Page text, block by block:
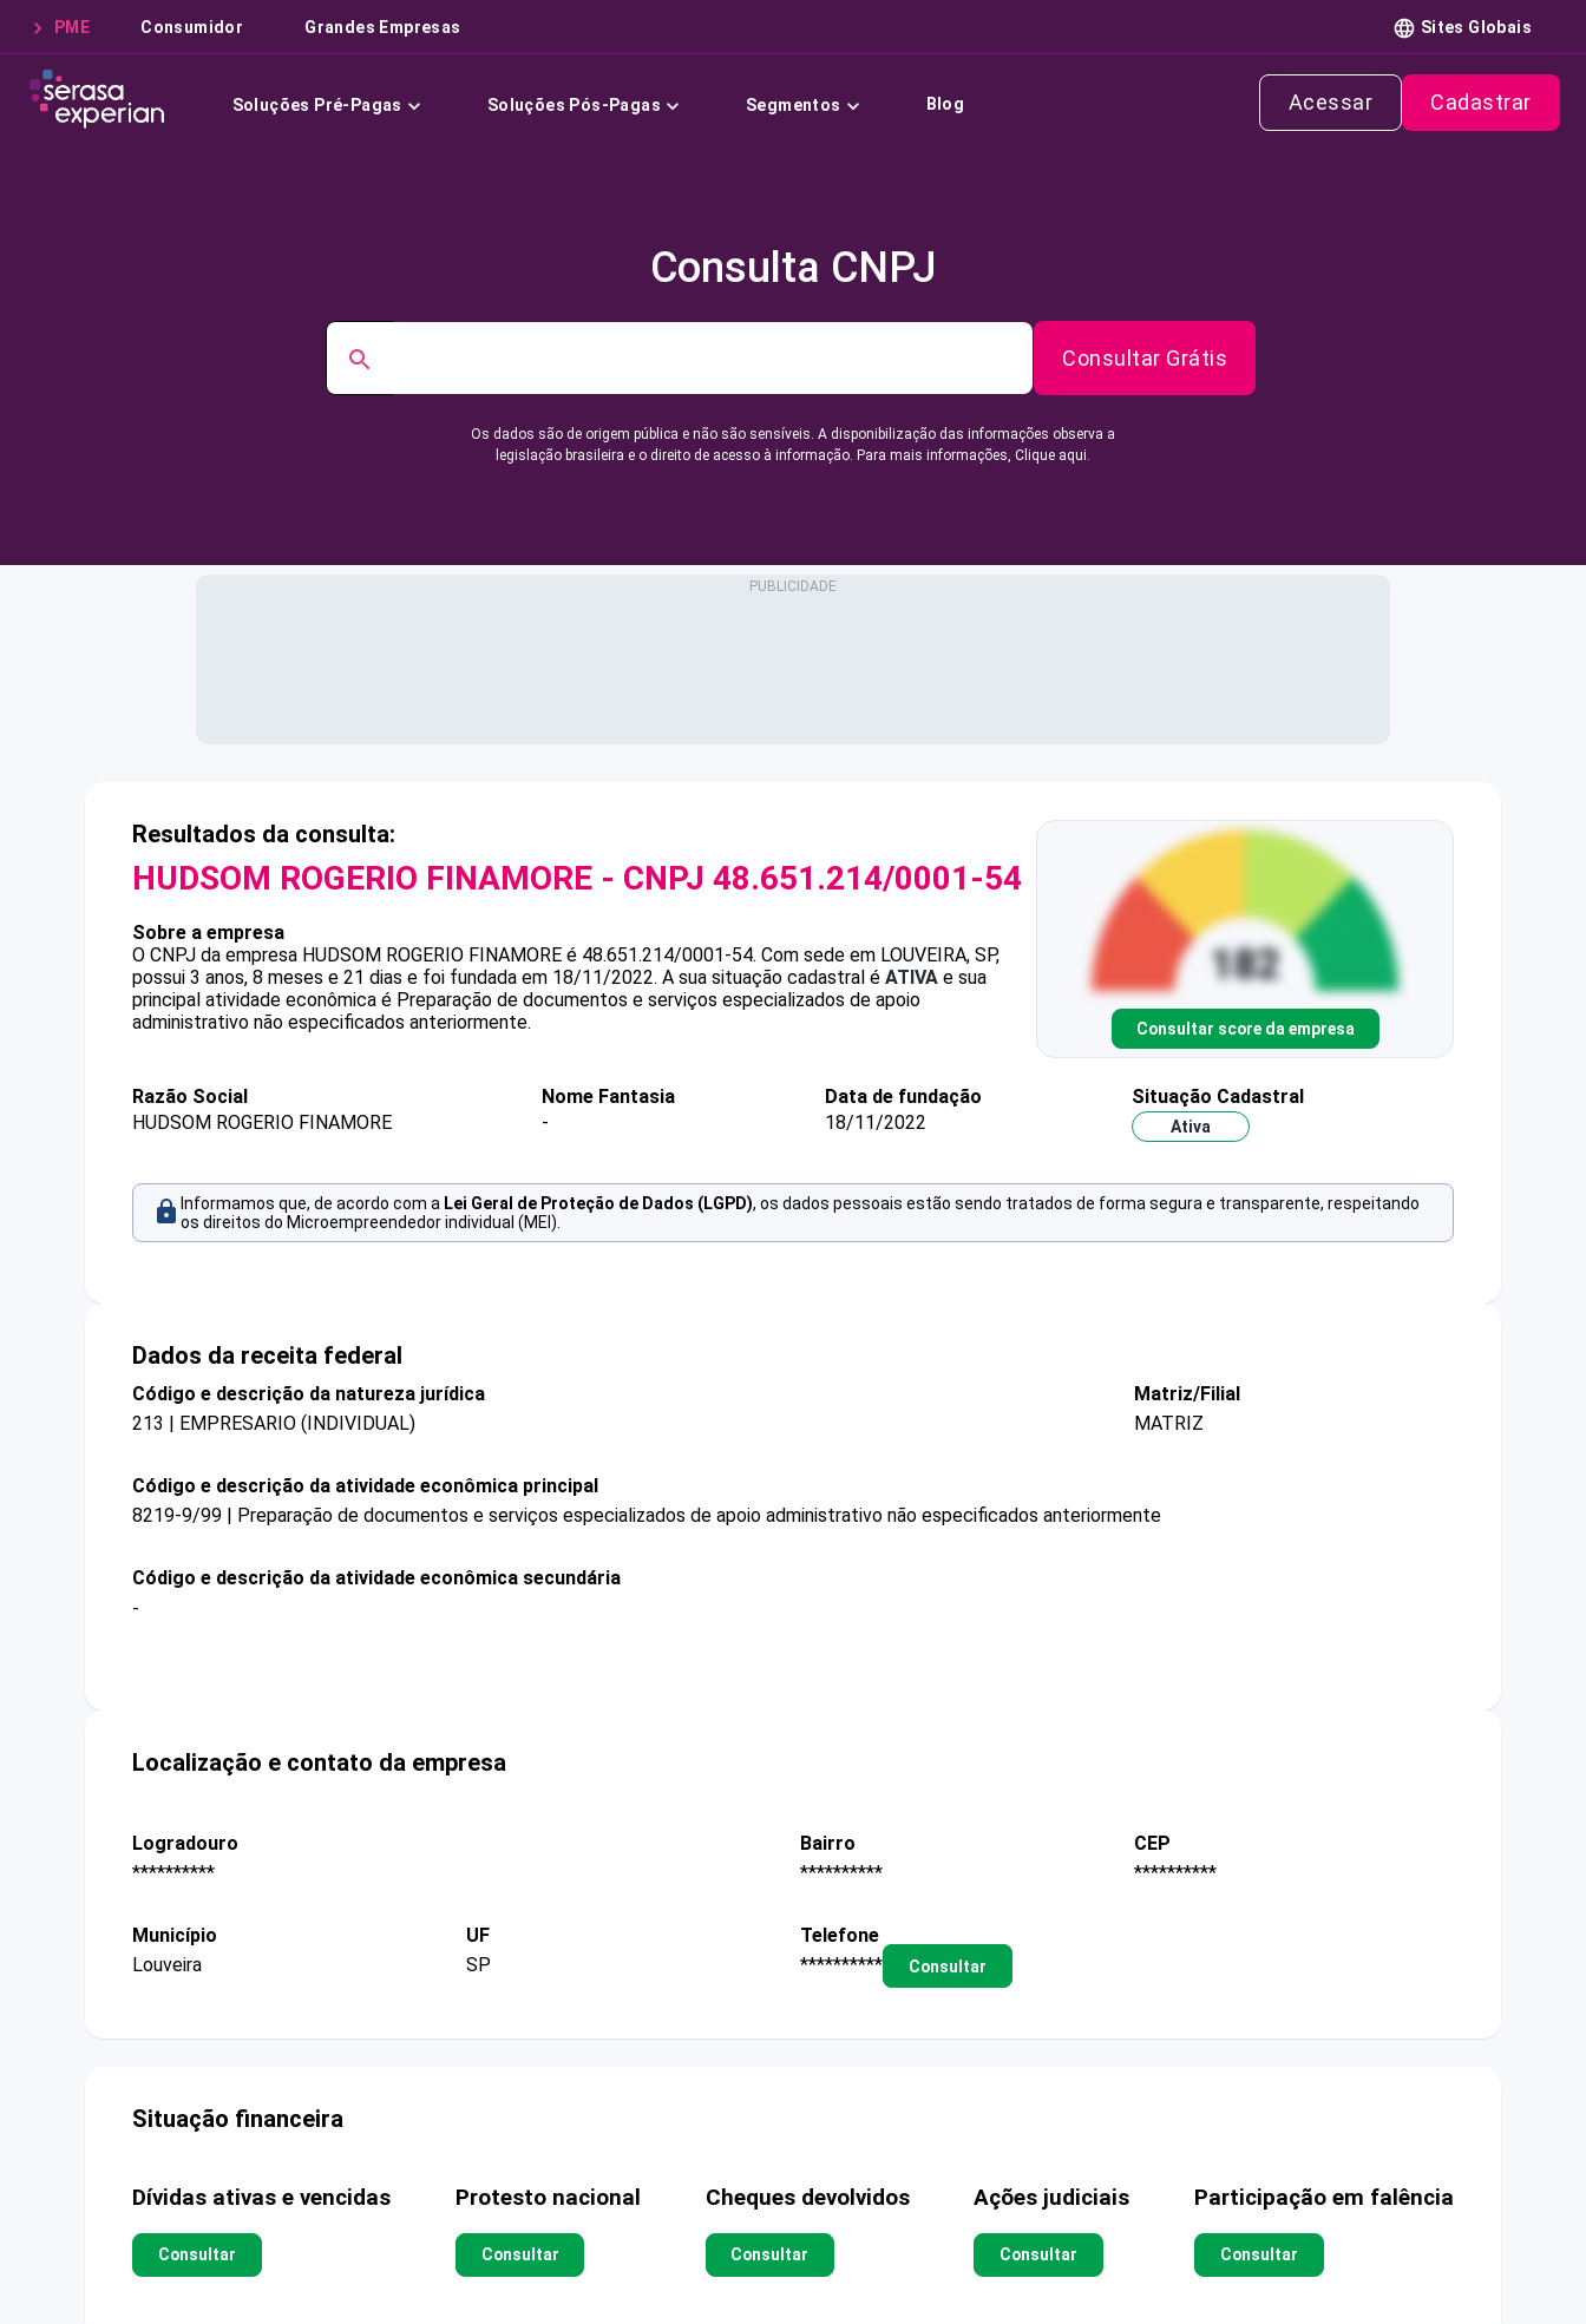
PME Consumidor Grandes Empresas Sites Globais
Soluções Pré-Pagas Soluções Pós-Pagas Segmentos Blog Acessar Cadastrar
Consulta CNPJ
Consultar Grátis
Os dados são de origem pública e não são sensíveis. A disponibilização das informações observa a
legislação brasileira e o direito de acesso à informação. Para mais informações, Clique aqui.
Resultados da consulta:
HUDSOM ROGERIO FINAMORE - CNPJ 48.651.214/0001-54
Sobre a empresa
O CNPJ da empresa HUDSOM ROGERIO FINAMORE é 48.651.214/0001-54. Com sede em LOUVEIRA, SP,
possui 3 anos, 8 meses e 21 dias e foi fundada em 18/11/2022. A sua situação cadastral é ATIVA e sua
principal atividade econômica é Preparação de documentos e serviços especializados de apoio
administrativo não especificados anteriormente.
Consultar score da empresa
Razão Social
HUDSOM ROGERIO FINAMORE
Nome Fantasia
-
Data de fundação
18/11/2022
Situação Cadastral
Ativa
Informamos que, de acordo com a Lei Geral de Proteção de Dados (LGPD), os dados pessoais estão sendo tratados de forma segura e transparente, respeitando
os direitos do Microempreendedor individual (MEI).
Dados da receita federal
Código e descrição da natureza jurídica
213 | EMPRESARIO (INDIVIDUAL)
Matriz/Filial
MATRIZ
Código e descrição da atividade econômica principal
8219-9/99 | Preparação de documentos e serviços especializados de apoio administrativo não especificados anteriormente
Código e descrição da atividade econômica secundária
-
Localização e contato da empresa
Logradouro
**********
Bairro
**********
CEP
**********
Município
Louveira
UF
SP
Telefone
**********
Consultar
Situação financeira
Dívidas ativas e vencidas
Consultar
Protesto nacional
Consultar
Cheques devolvidos
Consultar
Ações judiciais
Consultar
Participação em falência
Consultar